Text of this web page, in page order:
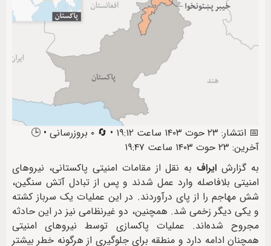
📅 انتشار: ۲۳ حوت ۱۴۰۳ ساعت ۱۹:۱۲ • 🔄 ۰ بروزرسانی • 🕒
آخرین: ۲۳ حوت ۱۴۰۳ ساعت ۱۹:۴۷
به گزارش ایراف به نقل از مقامات امنیتی پاکستانی، نیروهای
امنیتی بلافاصله وارد عمل شدند و پس از تبادل آتش سنگین،
شش مهاجم را از پای درآوردند. در این عملیات یک سرباز کشته
و یکی دیگر زخمی شد. همچنین، دو غیرنظامی نیز در این حادثه
مجروح شده‌اند. عملیات پاکسازی توسط نیروهای امنیتی
همچنان ادامه دارد و منطقه برای جلوگیری از هرگونه خطر بیشتر